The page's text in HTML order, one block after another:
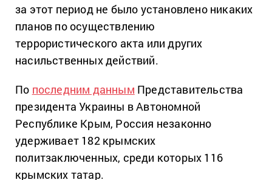
за этот период не было установлено никаких
планов по осуществлению
террористического акта или других
насильственных действий.
По последним данным Представительства
президента Украины в Автономной
Республике Крым, Россия незаконно
удерживает 182 крымских
политзаключенных, среди которых 116
крымских татар.